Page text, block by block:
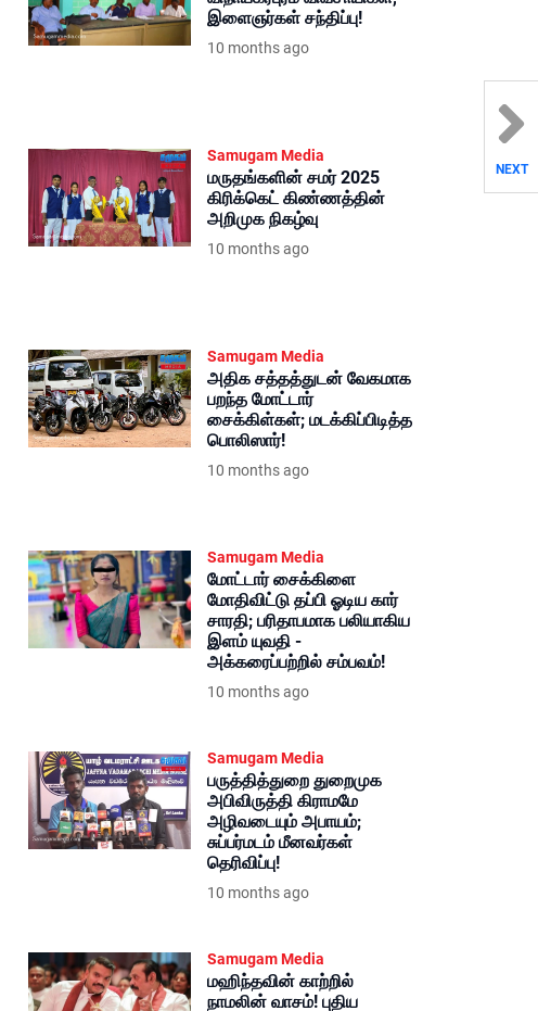
NEXT
இளைஞர்கள் சந்திப்பு!
10 months ago
Samugam Media
மருதங்களின் சமர் 2025
கிரிக்கெட் கிண்ணத்தின்
அறிமுக நிகழ்வு
10 months ago
Samugam Media
அதிக சத்தத்துடன் வேகமாக
பறந்த மோட்டார்
சைக்கிள்கள்; மடக்கிப்பிடித்த
பொலிஸார்!
10 months ago
Samugam Media
மோட்டார் சைக்கிளை
மோதிவிட்டு தப்பி ஓடிய கார்
சாரதி; பரிதாபமாக பலியாகிய
இளம் யுவதி -
அக்கரைப்பற்றில் சம்பவம்!
10 months ago
Samugam Media
பருத்தித்துறை துறைமுக
அபிவிருத்தி கிராமமே
அழிவடையும் அபாயம்;
சுப்பர்மடம் மீனவர்கள்
தெரிவிப்பு!
10 months ago
Samugam Media
மஹிந்தவின் காற்றில்
நாமலின் வாசம்! புதிய